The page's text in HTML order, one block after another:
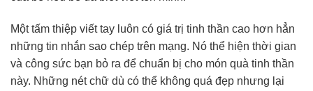
Một tấm thiệp viết tay luôn có giá trị tinh thần cao hơn hẳn
những tin nhắn sao chép trên mạng. Nó thể hiện thời gian
và công sức bạn bỏ ra để chuẩn bị cho món quà tinh thần
này. Những nét chữ dù có thể không quá đẹp nhưng lại